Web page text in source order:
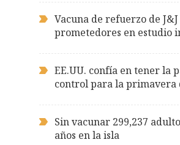
Vacuna de refuerzo de
prometedores en estudio
EE.UU. confía en tener la
control para la primavera
Sin vacunar 299,237
años en la isla